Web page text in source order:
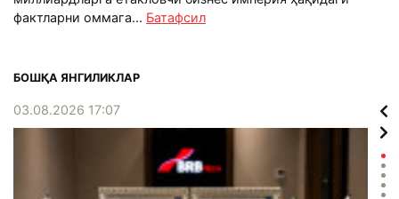
фактларни оммага... Батафсил
БОШҚА ЯНГИЛИКЛАР
03.08.2026 17:07